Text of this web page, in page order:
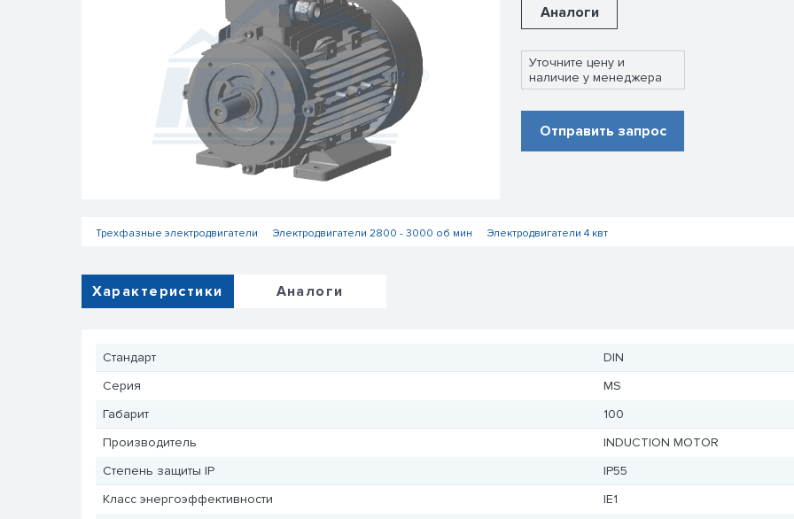
Аналоги
Уточните цену и
наличие у менеджера
Отправить запрос
Трехфазные электродвигатели Электродвигатели 2800 - 3000 об мин Электродвигатели 4 квт
Характеристики Аналоги
Стандарт
DIN
Серия
MS
Габарит
100
Производитель
INDUCTION MOTOR
Степень защиты IP
IP55
Класс энергоэффективности
IE1